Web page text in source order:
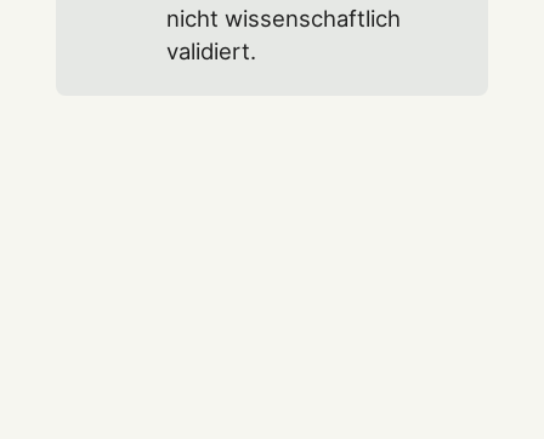
nicht wissenschaftlich
validiert.